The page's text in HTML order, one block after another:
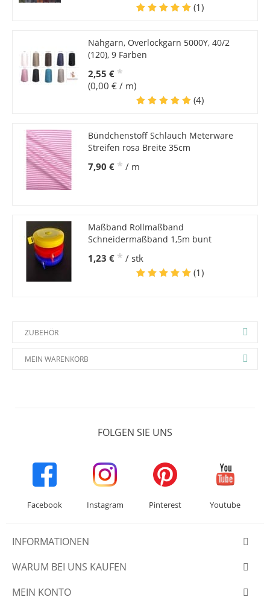
(1)
Nähgarn, Overlockgarn 5000Y, 40/2
(120), 9 Farben
2,55 € *
(0,00 € / m)
(4)
Bündchenstoff Schlauch Meterware
Streifen rosa Breite 35cm
7,90 € * / m
Maßband Rollmaßband
Schneidermaßband 1,5m bunt
1,23 € * / stk
(1)
ZUBEHÖR
MEIN WARENKORB
FOLGEN SIE UNS
Facebook Instagram Pinterest Youtube
INFORMATIONEN
WARUM BEI UNS KAUFEN
MEIN KONTO